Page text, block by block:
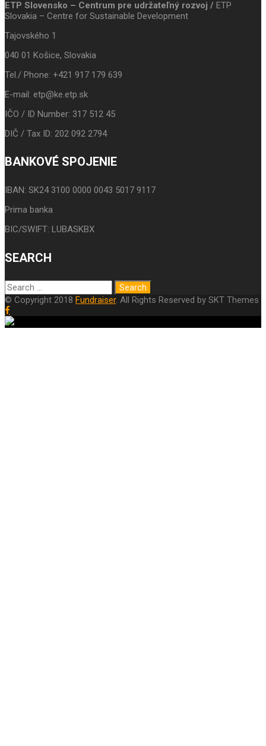
ETP Slovensko – Centrum pre udržateľný rozvoj / ETP
Slovakia – Centre for Sustainable Development
Tajovského 1
040 01 Košice, Slovakia
Tel./ Phone: +421 917 179 639
E-mail: etp@ke.etp.sk
IČO / ID Number: 317 512 45
DIČ / Tax ID: 202 092 2794
BANKOVÉ SPOJENIE
IBAN: SK24 3100 0000 0043 5017 9117
Prima banka
BIC/SWIFT: LUBASKBX
SEARCH
© Copyright 2018 Fundraiser. All Rights Reserved by SKT Themes